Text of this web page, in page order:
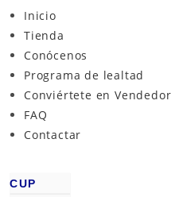
Inicio
Tienda
Conócenos
Programa de lealtad
Conviértete en Vendedor
FAQ
Contactar
CUP